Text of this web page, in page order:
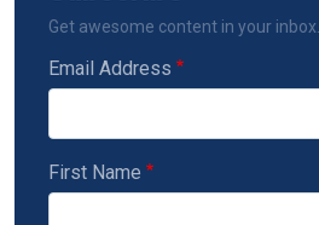
Get awesome content in your inbox.
Email Address
First Name